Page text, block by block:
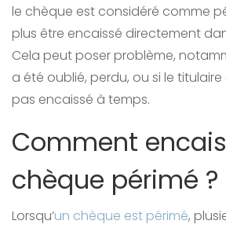
le chèque est considéré comme
plus être encaissé directement
Cela peut poser problème,
a été oublié, perdu, ou si le
pas encaissé à temps.
Comment
chèque périmé ?
Lorsqu’un chèque est périmé,